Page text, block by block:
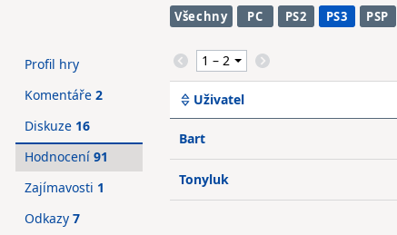
Všechny PC PS2 PS3 PSP
Uživatel
Bart
Tonyluk
Profil hry
Komentáře 2
Diskuze 16
Hodnocení 91
Zajímavosti 1
Odkazy 7